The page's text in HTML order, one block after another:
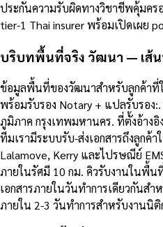
ประกันความรับผิดทางวิชาชีพคุ้มคร
tier-1 Thai insurer พร้อมเปิดเผย
บริบทพื้นที่จริง วัฒนา — เส้น
ข้อมูลพื้นที่ของวัฒนาสำหรับลูกค้าที่
พร้อมรับรอง Notary + แปลรับรอง
ภูมิภาค กรุงเทพมหานคร. ที่ตั้งอ้าง
ทีมเรามีระบบรับ-ส่งเอกสารถึงลูกค้
Lalamove, Kerry และไปรษณีย์
ภายในรัศมี 10 กม. คิวรับงานในพื้น
เอกสารภายในวันทำการเดียวกันส
ภายใน 2-3 วันทำการสำหรับงานนิ